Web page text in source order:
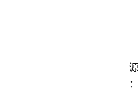
源
：